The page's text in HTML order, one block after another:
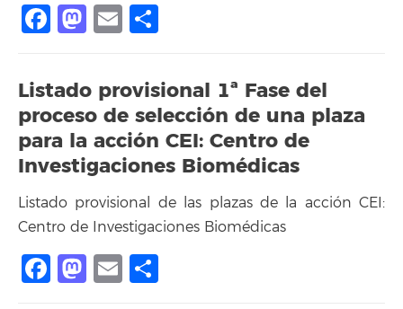
Facebook
Mastodon
Email
Listado provisional 1ª Fase del
proceso de selección de una plaza
para la acción CEI: Centro de
Investigaciones Biomédicas
Listado provisional de las plazas de la acción CEI:
Centro de Investigaciones Biomédicas
Facebook
Mastodon
Email